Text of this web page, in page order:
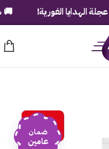
ضمان
عامين
🚚 شحن